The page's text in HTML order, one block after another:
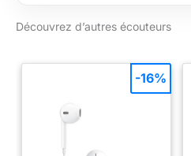
Découvrez d’autres écouteurs
-16%